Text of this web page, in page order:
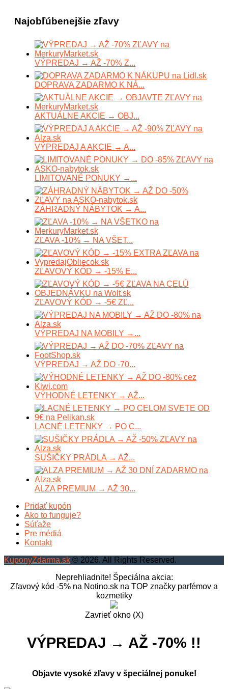
Najobľúbenejšie zľavy
VÝPREDAJ → AŽ -70% Z...
DOPRAVA ZADARMO K NÁ...
AKTUÁLNE AKCIE → OBJ...
VÝPREDAJ A AKCIE → A...
LIMITOVANÉ PONUKY →...
ZÁHRADNÝ NÁBYTOK → A...
ZĽAVA -10% → NA VŠET...
ZĽAVOVÝ KÓD → -15% E...
ZĽAVOVÝ KÓD → -5€ ZĽ...
VÝPREDAJ NA MOBILY →...
VÝPREDAJ → AŽ DO -70...
VÝHODNÉ LETENKY → AŽ...
LACNÉ LETENKY → PO C...
SUŠIČKY PRÁDLA → AŽ...
ALZA PREMIUM → AŽ 30...
Pridať kupón
Ako to funguje?
Súťaže
Pre médiá
Kontakt
KuponyZdarma.sk © 2026. All Rights Reserved.
Neprehliadnite! Špeciálna akcia:
Zľavový kód -5% na Notino.sk na TOP značky parfémov a
kozmetiky
Zavrieť okno (X)
VÝPREDAJ → AŽ -70% !!
Objavte vysoké zľavy v špeciálnej ponuke!